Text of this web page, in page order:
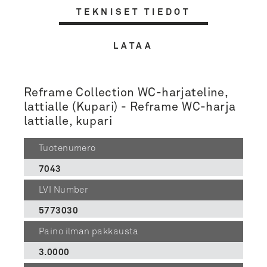
TEKNISET TIEDOT
LATAA
Reframe Collection WC-harjateline,
lattialle (Kupari) - Reframe WC-harja
lattialle, kupari
Tuotenumero
7043
LVI Number
5773030
Paino ilman pakkausta
3.0000